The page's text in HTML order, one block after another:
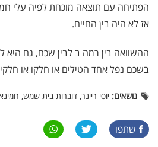
הפתיחה עם תוצאה מוכחת לפיה עלי
אז לא היה בין החיים.
ההשוואה בין רמה ב לבין שכם, גם
בשכם נפל אחד הטילים או חלקו או חלקיו
נושאים: יוסי ריינר, דוברות בית שמש,
שתפו